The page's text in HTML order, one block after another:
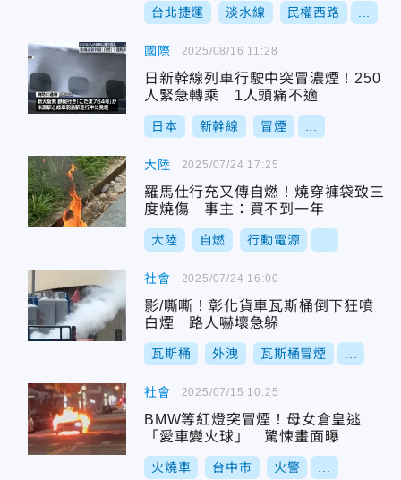
台北捷運 淡水線 民權西路
國際
日新幹線列車行駛中突冒濃煙！250
人緊急轉乘 1人頭痛不適
日本 新幹線 冒煙
2025/08/16 11:28
大陸
羅馬仕行充又傳自燃！燒穿褲袋致三
度燒傷 事主：買不到一年
大陸 自燃 行動電源
2025/07/24 17:25
社會
影/嘶嘶！彰化貨車瓦斯桶倒下狂噴
白煙 路人嚇壞急躲
瓦斯桶 外洩 瓦斯桶冒煙
2025/07/24 16:00
社會
BMW等紅燈突冒煙！母女倉皇逃
「愛車變火球」 驚悚畫面曝
火燒車 台中市 火警
2025/07/15 10:25